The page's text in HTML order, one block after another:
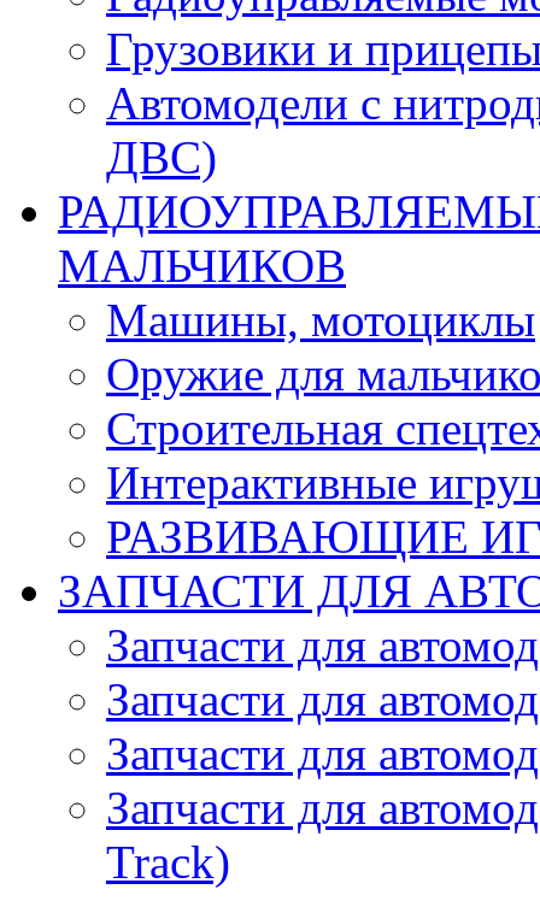
Грузовики и
Автомодели с
ДВС)
МАЛЬЧИКОВ
Машины, мотоциклы
Оружие для
Строительная
Интерактивные
РАЗВИВАЮЩИЕ
ЗАПЧАСТИ ДЛЯ
Запчасти для
Запчасти для
Запчасти для
Запчасти для
Track)